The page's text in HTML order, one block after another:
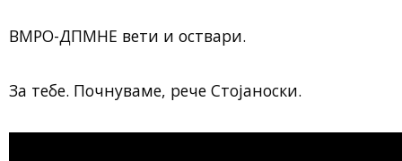
ВМРО-ДПМНЕ вети и оствари.
За тебе. Почнуваме, рече Стојаноски.